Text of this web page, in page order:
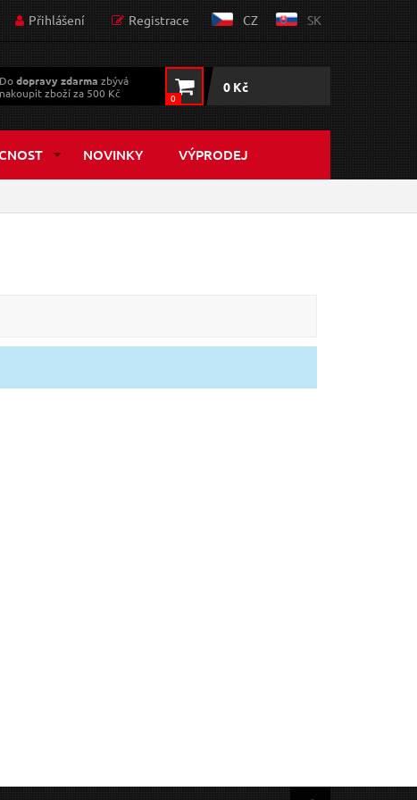
Přihlášení Registrace CZ SK
Dodopravy zdarma zbývá
nakoupit zboží za 500 Kč
0
0 Kč
NOVINKY VÝPRODEJ